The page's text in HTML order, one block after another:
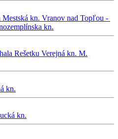
Mestská kn. Vranov nad Topľou -
kn.
Rešetku Verejná kn. M.
kn.
kn.